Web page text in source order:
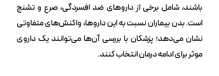
باشند، شامل برخی از داروهای ضد افسردگی‌، صرع و تشنج
است.‌ بدن بیماران نسبت به این داروها،‌ واکنش‌های متفاوتی
نشان می‌دهد؛ پزشکان با بررسی آن‌ها می‌توانند یک داروی
موثر برای ادامه درمان انتخاب کنند.